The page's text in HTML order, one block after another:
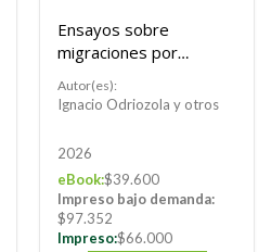
Ensayos sobre
migraciones por
otras causas
Autor(es):
Ignacio Odriozola y otros
2026
eBook:$39.600
Impreso bajo demanda:
$97.352
Impreso:$66.000